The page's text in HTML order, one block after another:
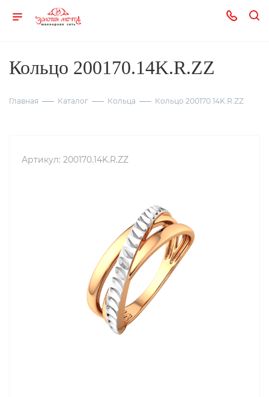
Кольцо 200170.14K.R.ZZ
Главная Каталог Кольца Кольцо 200170.14K.R.ZZ
Артикул: 200170.14K.R.ZZ